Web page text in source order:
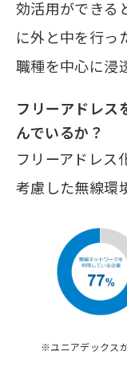
効活用ができる
に外と中を行っ
職種を中心に浸
フリーアドレス
んでいるか？
フリーアドレス
考慮した無線環
※ユニアデックス